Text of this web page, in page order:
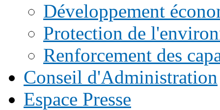
Développement
Protection de
Renforcement des
Conseil d'Administration
Espace Presse